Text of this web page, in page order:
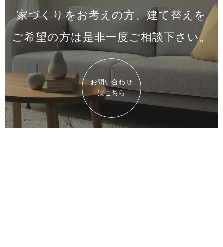
家づくりをお考えの方、建て替えを
ご希望の方は是非一度ご相談下さい。
お問い合わせ
はこちら